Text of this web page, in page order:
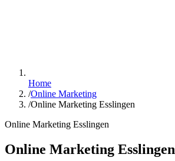
Home
/Online Marketing
/Online Marketing Esslingen
Online Marketing Esslingen
Online Marketing Esslingen